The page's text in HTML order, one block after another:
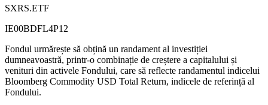
SXRS.ETF
IE00BDFL4P12
Fondul urmărește să obțină un randament al investiției
dumneavoastră, printr-o combinație de creștere a capitalului și
venituri din activele Fondului, care să reflecte randamentul indicelui
Bloomberg Commodity USD Total Return, indicele de referință al
Fondului.